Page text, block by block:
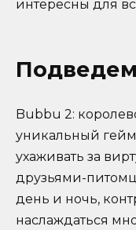
интересны для
Bubbu 2:
уникальный
ухаживать за
друзьями-
день и ночь,
наслаждаться